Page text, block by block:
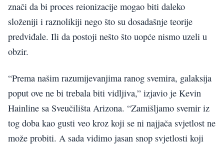
znači da bi proces reionizacije mogao biti daleko
složeniji i raznolikiji nego što su dosadašnje teorije
predviđale. Ili da postoji nešto što uopće nismo uzeli u
obzir.
“Prema našim razumijevanjima ranog svemira, galaksija
poput ove ne bi trebala biti vidljiva,” izjavio je Kevin
Hainline sa Sveučilišta Arizona. “Zamišljamo svemir iz
tog doba kao gusti veo kroz koji se ni najjača svjetlost ne
može probiti. A sada vidimo jasan snop svjetlosti koji